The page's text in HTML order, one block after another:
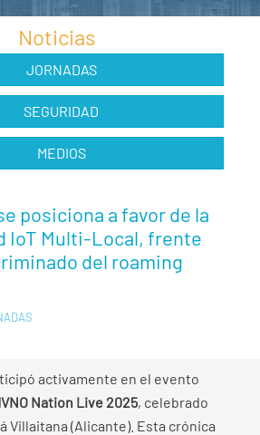
Noticias
JORNADAS
SEGURIDAD
MEDIOS
posiciona a favor de la
IoT Multi-Local, frente
del roaming
activamente en el evento
Nation Live 2025, celebrado
Villaitana (Alicante). Esta crónica